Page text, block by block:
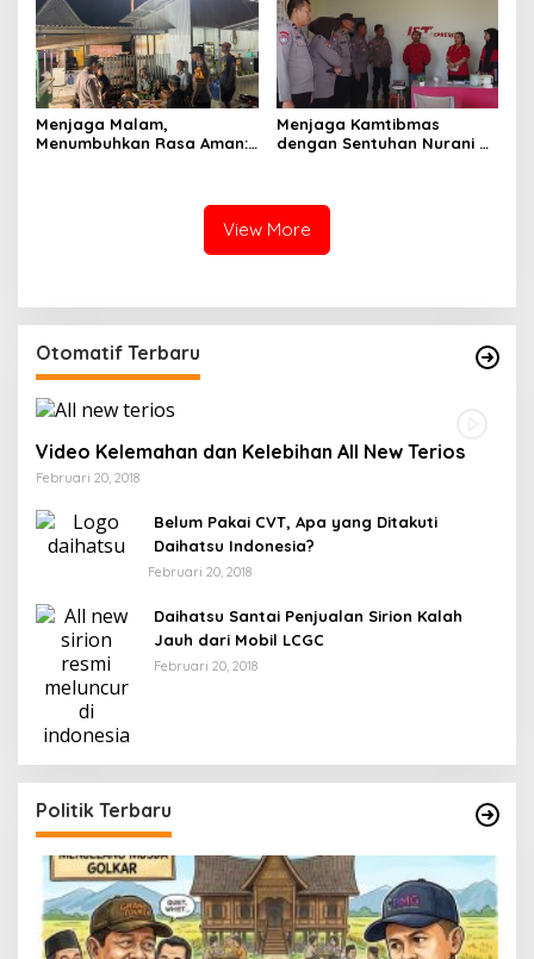
Menjaga Malam,
Menumbuhkan Rasa Aman:
Menjaga Kamtibmas
dengan Sentuhan Nurani di
View More
Otomatif Terbaru
Video Kelemahan dan Kelebihan All New Terios
Februari 20, 2018
Belum Pakai CVT, Apa yang Ditakuti
Daihatsu Indonesia?
Februari 20, 2018
Daihatsu Santai Penjualan Sirion Kalah
Jauh dari Mobil LCGC
Februari 20, 2018
Politik Terbaru